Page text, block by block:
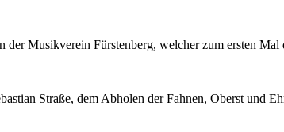
der Musikverein Fürstenberg, welcher zum ersten Mal
Straße, dem Abholen der Fahnen, Oberst und